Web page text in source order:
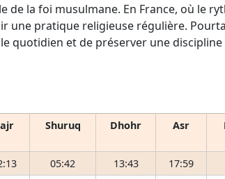
la foi musulmane. En France, où le
une pratique religieuse régulière.
quotidien et de préserver une
Shuruq Dhohr Asr
05:42 13:43 17:59